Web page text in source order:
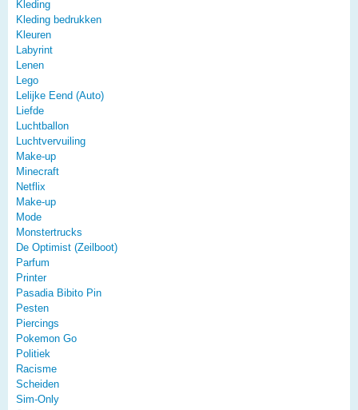
Kleding
Kleding bedrukken
Kleuren
Labyrint
Lenen
Lego
Lelijke Eend (Auto)
Liefde
Luchtballon
Luchtvervuiling
Make-up
Minecraft
Netflix
Make-up
Mode
Monstertrucks
De Optimist (Zeilboot)
Parfum
Printer
Pasadia Bibito Pin
Pesten
Piercings
Pokemon Go
Politiek
Racisme
Scheiden
Sim-Only